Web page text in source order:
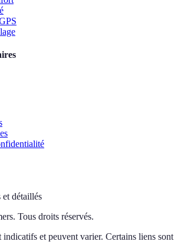
détaillés
Tous droits réservés.
et peuvent varier. Certains liens sont